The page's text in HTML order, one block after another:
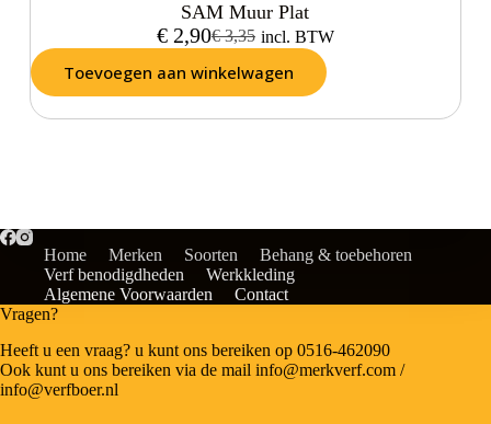
SAM Muur Plat
€3,35
€2,90 incl. BTW
Toevoegen aan winkelwagen
Home Merken Soorten
Behang & toebehoren
Verf benodigdheden
Werkkleding
Algemene Voorwaarden
Contact
Vragen?
Heeft u een vraag? u kunt ons bereiken op 0516-462090
Ook kunt u ons bereiken via de mail info@merkverf.com /
info@verfboer.nl